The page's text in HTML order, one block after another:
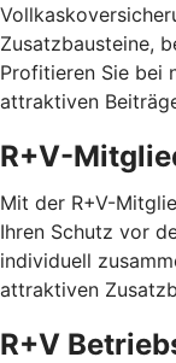
Zusatzbausteine,
Profitieren Sie bei
attraktiven
R+V-
Mit der R+V-
Ihren Schutz vor
individuell
attraktiven
R+V